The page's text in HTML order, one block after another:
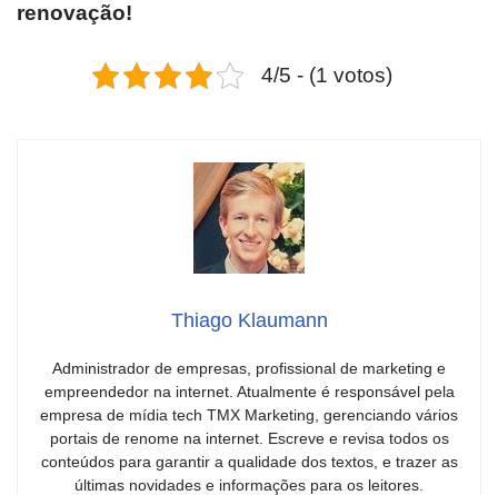
renovação!
4/5 - (1 votos)
Thiago Klaumann
Administrador de empresas, profissional de marketing e
empreendedor na internet. Atualmente é responsável pela
empresa de mídia tech TMX Marketing, gerenciando vários
portais de renome na internet. Escreve e revisa todos os
conteúdos para garantir a qualidade dos textos, e trazer as
últimas novidades e informações para os leitores.